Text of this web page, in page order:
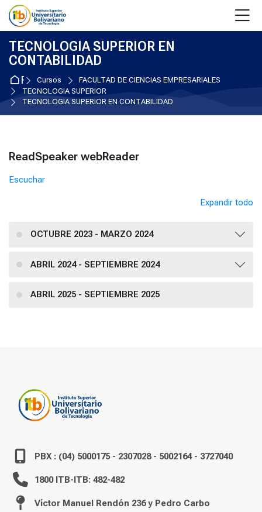
Skip to navigation
Skip to login form
Salta al contenido principal
Skip to accessibility options
Skip to footer
Skip accessibility options
TECNOLOGIA SUPERIOR EN
CONTABILIDAD
Página Principal
Cursos
FACULTAD DE CIENCIAS EMPRESARIALES
TECNOLOGIA SUPERIOR
TECNOLOGIA SUPERIOR EN CONTABILIDAD
Bloques
Salta ReadSpeaker webReader
ReadSpeaker webReader
Escuchar
Expandir todo
OCTUBRE 2023 - MARZO 2024
ABRIL 2024 - SEPTIEMBRE 2024
ABRIL 2025 - SEPTIEMBRE 2025
PBX : (04) 5000175 - 2307028 - 5002164 - 3727040
1800 ITB-ITB: 482-482
Víctor Manuel Rendón 236 y Pedro Carbo